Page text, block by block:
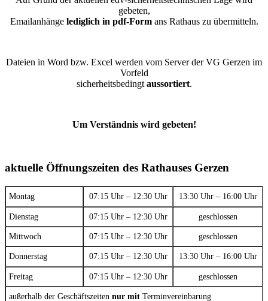
gebeten,
Emailanhänge lediglich in pdf-Formans Rathaus zu übermitteln.
Dateien in Word bzw. Excel werden vom Server der VG Gerzen im
Vorfeld
sicherheitsbedingt aussortiert.
Um Verständnis wird gebeten!
aktuelle Öffnungszeiten des Rathauses Gerzen
Montag 07:15 Uhr – 12:30 Uhr 13:30 Uhr – 16:00 Uhr
Dienstag 07:15 Uhr – 12:30 Uhr geschlossen
Mittwoch 07:15 Uhr – 12:30 Uhr geschlossen
Donnerstag 07:15 Uhr – 12:30 Uhr 13:30 Uhr – 16:00 Uhr
Freitag 07:15 Uhr – 12:30 Uhr geschlossen
außerhalb der Geschäftszeiten nur mit Terminvereinbarung